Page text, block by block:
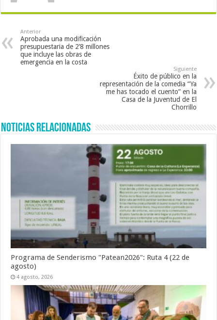
Anterior
Aprobada una modificación
presupuestaria de 2’8 millones
que incluye las obras de
emergencia en la costa
Siguiente
Éxito de público en la
representación de la comedia “Ya
me has tocado el cuento” en la
Casa de la Juventud de El
Chorrillo
Noticias Relacionadas
Programa de Senderismo "Patean2026": Ruta 4 (22 de
agosto)
4 agosto, 2026